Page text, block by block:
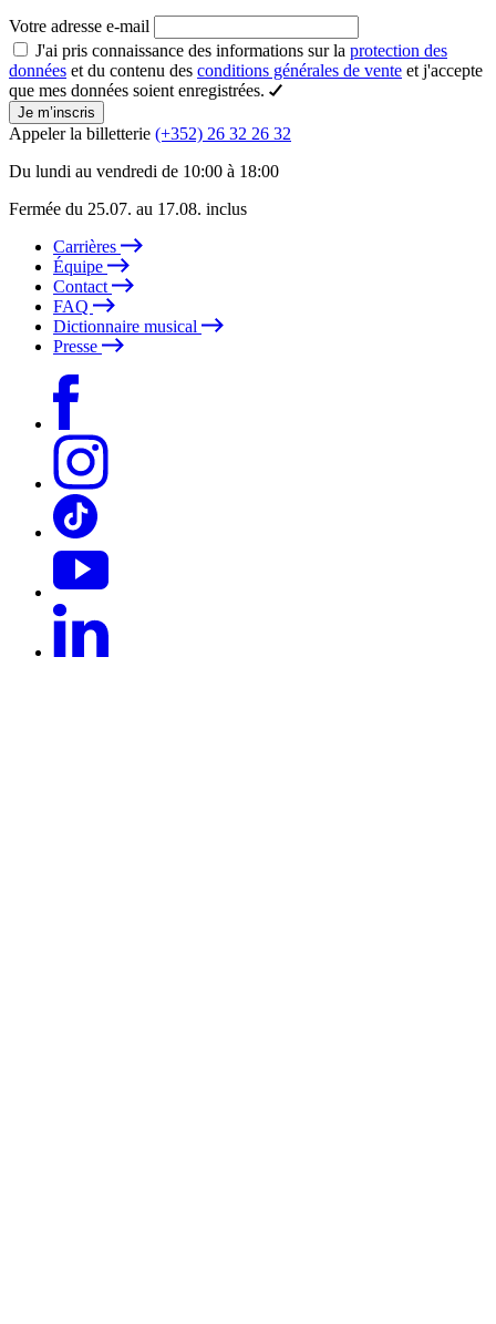
Votre adresse e-mail
J'ai pris connaissance des informations sur la protection des
données et du contenu des conditions générales de vente et j'accepte
que mes données soient enregistrées.
Je m’inscris
Appeler la billetterie (+352) 26 32 26 32
Du lundi au vendredi de 10:00 à 18:00
Fermée du 25.07. au 17.08. inclus
Carrières
Équipe
Contact
FAQ
Dictionnaire musical
Presse